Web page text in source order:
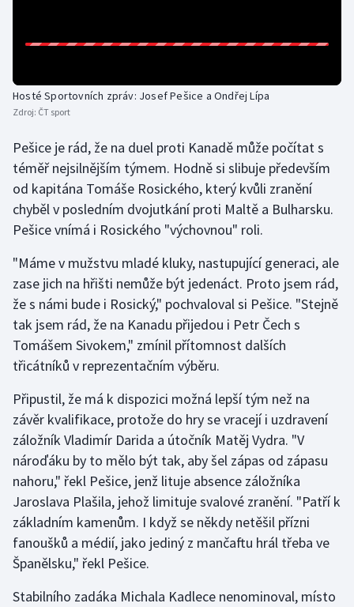
Krasobruslení
Lyže a snowboard
Moderní pětiboj
Olympijské hry
Parasport
Plavání
Plážový volejbal
Ragby
Rychlobruslení
Rychlostní kanoistika
Short track
Hosté Sportovních zpráv: Josef Pešice a Ondřej Lípa
Zdroj: ČT sport
Pešice je rád, že na duel proti Kanadě může počítat s
téměř nejsilnějším týmem. Hodně si slibuje především
od kapitána Tomáše Rosického, který kvůli zranění
chyběl v posledním dvojutkání proti Maltě a Bulharsku.
Pešice vnímá i Rosického "výchovnou" roli.
"Máme v mužstvu mladé kluky, nastupující generaci, ale
zase jich na hřišti nemůže být jedenáct. Proto jsem rád,
že s námi bude i Rosický," pochvaloval si Pešice. "Stejně
tak jsem rád, že na Kanadu přijedou i Petr Čech s
Tomášem Sivokem," zmínil přítomnost dalších
třicátníků v reprezentačním výběru.
Připustil, že má k dispozici možná lepší tým než na
závěr kvalifikace, protože do hry se vracejí i uzdravení
záložník Vladimír Darida a útočník Matěj Vydra. "V
nároďáku by to mělo být tak, aby šel zápas od zápasu
nahoru," řekl Pešice, jenž lituje absence záložníka
Jaroslava Plašila, jehož limituje svalové zranění. "Patří k
základním kamenům. I když se někdy netěšil přízni
fanoušků a médií, jako jediný z mančaftu hrál třeba ve
Španělsku," řekl Pešice.
Stabilního zadáka Michala Kadlece nenominoval, místo